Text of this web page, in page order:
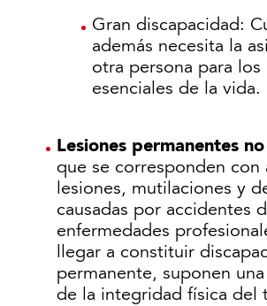
Gran discapacidad:
además necesita la
otra persona para los
esenciales de la vida.
Lesiones permanentes
que se corresponden con
lesiones, mutilaciones y
causadas por accidentes
enfermedades
llegar a constituir
permanente, suponen
de la integridad física del